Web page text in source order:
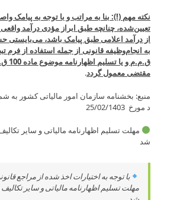
نکته مهم (!): بنا به مراتب و با توجه به پیامک
از درآمد اعلامی طبق پیامک باشد،
ق.م.م و
مقتضی معمول گردد.
د مورخ 25/02/1403
مهلت تسلیم اظهارنامه مالیاتی و سایر
شد
با توجه به اختیارات اخذ شده از مراجع
مهلت تسلیم اظهارنامه مالیاتی و سایر